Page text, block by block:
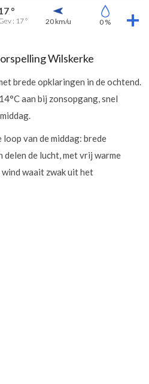
°
: 17 ° 20 km/u 0 %
Wilskerke
brede opklaringen in de ochtend.
aan bij zonsopgang, snel
van de middag: brede
delen de lucht, met vrij warme
waait zwak uit het